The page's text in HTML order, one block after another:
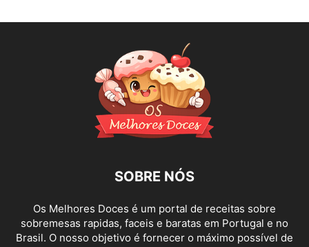
SOBRE NÓS
Os Melhores Doces é um portal de receitas sobre
sobremesas rapidas, faceis e baratas em Portugal e no
Brasil. O nosso objetivo é fornecer o máximo possível de